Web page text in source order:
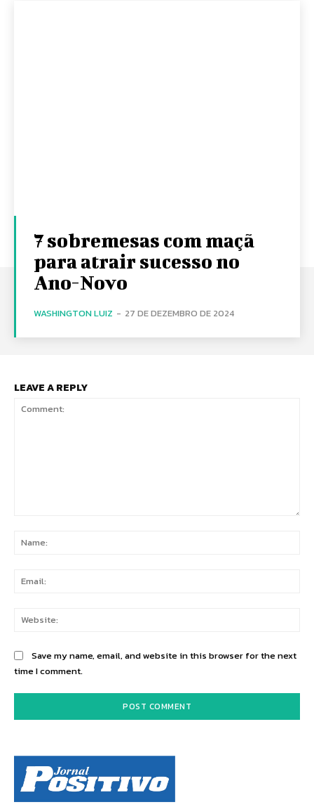
7 sobremesas com maçã
para atrair sucesso no
Ano-Novo
WASHINGTON LUIZ - 27 DE DEZEMBRO DE 2024
LEAVE A REPLY
Save my name, email, and website in this browser for the next
time I comment.